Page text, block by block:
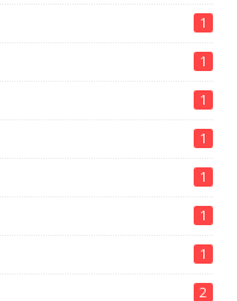
1
1
1
1
1
1
1
2